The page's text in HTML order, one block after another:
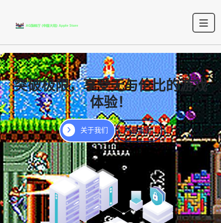
突破极限，享受无与伦比的游戏
体验！
关于我们 产品案例